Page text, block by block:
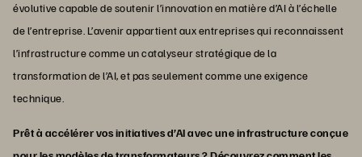
évolutive capable de soutenir l’innovation en matière d’AI à l’échelle
de l’entreprise. L’avenir appartient aux entreprises qui reconnaissent
l’infrastructure comme un catalyseur stratégique de la
transformation de l’AI, et pas seulement comme une exigence
technique.
Prêt à accélérer vos initiatives d’AI avec une infrastructure conçue